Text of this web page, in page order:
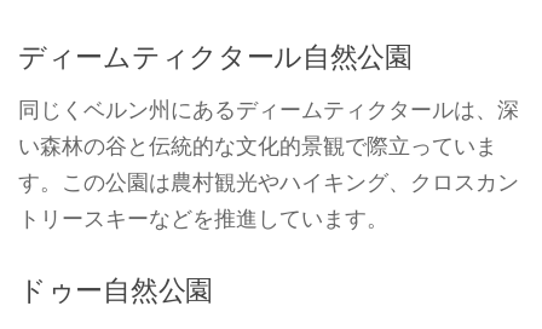
ディームティクタール自然公園
同じくベルン州にあるディームティクタールは、深
い森林の谷と伝統的な文化的景観で際立っていま
す。この公園は農村観光やハイキング、クロスカン
トリースキーなどを推進しています。
ドゥー自然公園